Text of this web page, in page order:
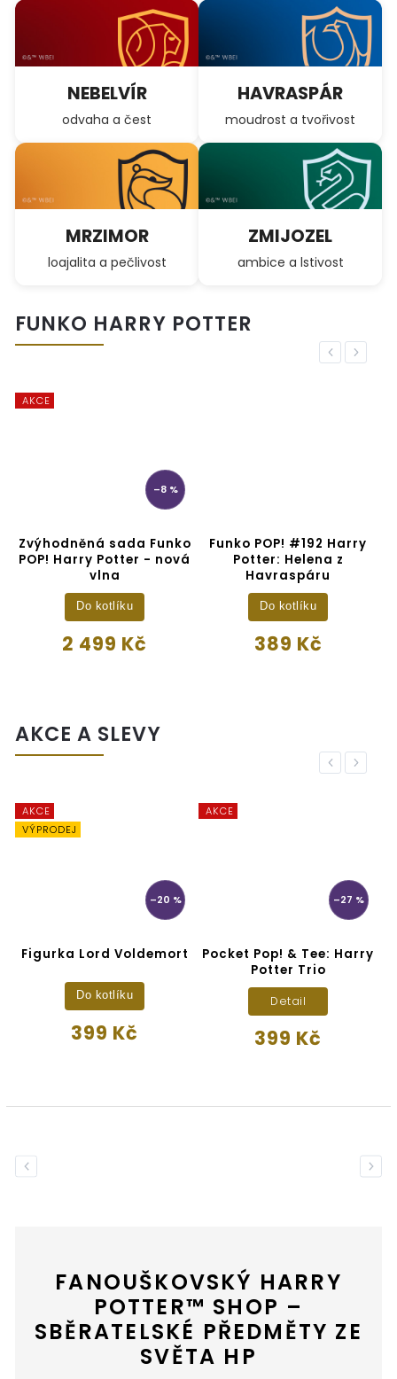
NEBELVÍR
odvaha a čest
HAVRASPÁR
moudrost a tvořivost
MRZIMOR
loajalita a pečlivost
ZMIJOZEL
ambice a lstivost
FUNKO HARRY POTTER
Previous
AKCE
–8 %
Zvýhodněná sada Funko
POP! Harry Potter - nová
vlna
2 499 Kč
Do kotlíku
Funko POP! #192 Harry
Potter: Helena z
Havraspáru
389 Kč
Do kotlíku
Next
AKCE A SLEVY
Previous
AKCE
VÝPRODEJ
–20 %
Figurka Lord Voldemort
399 Kč
Do kotlíku
AKCE
–27 %
Pocket Pop! & Tee: Harry
Potter Trio
399 Kč
Detail
Next
Previous Next
FANOUŠKOVSKÝ HARRY
POTTER™ SHOP –
SBĚRATELSKÉ PŘEDMĚTY ZE
SVĚTA HP